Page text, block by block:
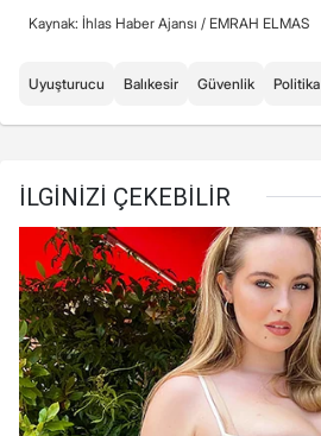
Kaynak: İhlas Haber Ajansı / EMRAH ELMAS
Uyuşturucu Balıkesir Güvenlik Politika